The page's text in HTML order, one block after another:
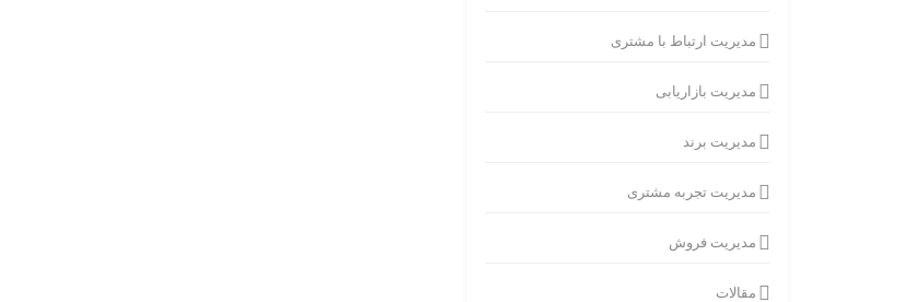
مدیریت ارتباط با مشتری
مدیریت بازاریابی
مدیریت برند
مدیریت تجربه مشتری
مدیریت فروش
مقالات